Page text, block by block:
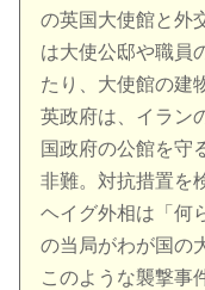
の英国大使館と外
は大使公邸や職員
たり、大使館の建
英政府は、イラン
国政府の公館を守
非難。対抗措置を
ヘイグ外相は「何
の当局がわが国の
このような襲撃事